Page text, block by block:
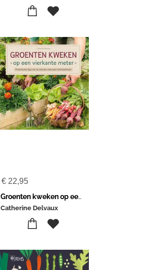
€ 22,95
Groenten kweken op een vierkante meter
Catherine Delvaux